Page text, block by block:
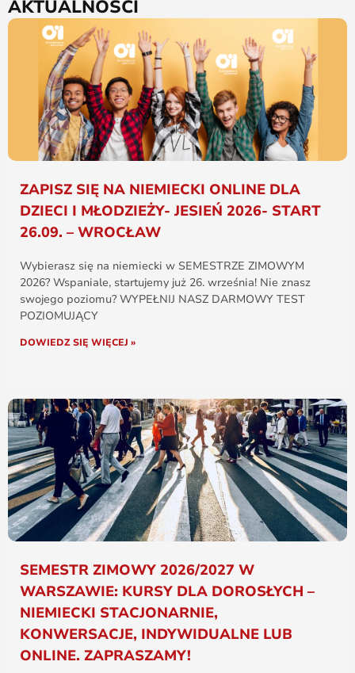
AKTUALNOŚCI
ZAPISZ SIĘ NA NIEMIECKI ONLINE DLA
DZIECI I MŁODZIEŻY- JESIEŃ 2026- START
26.09. – WROCŁAW
Wybierasz się na niemiecki w SEMESTRZE ZIMOWYM
2026? Wspaniale, startujemy już 26. września! Nie znasz
swojego poziomu? WYPEŁNIJ NASZ DARMOWY TEST
POZIOMUJĄCY
DOWIEDZ SIĘ WIĘCEJ »
SEMESTR ZIMOWY 2026/2027 W
WARSZAWIE: KURSY DLA DOROSŁYCH –
NIEMIECKI STACJONARNIE,
KONWERSACJE, INDYWIDUALNE LUB
ONLINE. ZAPRASZAMY!